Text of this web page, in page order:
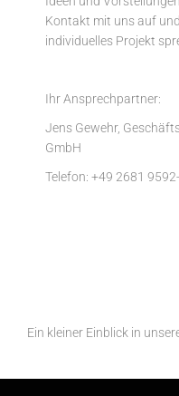
Kontakt mit uns auf
individuelles Projekt
Ihr Ansprechpartner:
Jens Gewehr,
GmbH
Telefon: +49 2681
Ein kleiner Einblick in